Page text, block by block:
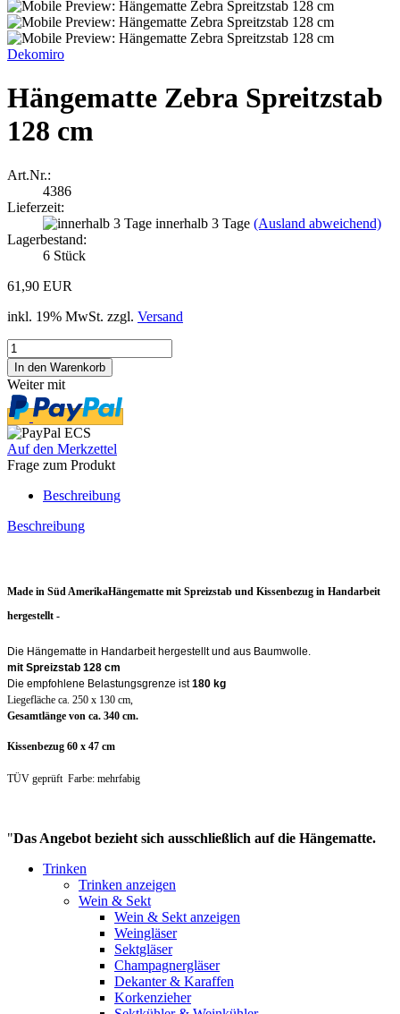
Dekomiro
Hängematte Zebra Spreitzstab
128 cm
Art.Nr.:
4386
Lieferzeit:
innerhalb 3 Tage (Ausland abweichend)
Lagerbestand:
6 Stück
61,90 EUR
inkl. 19% MwSt. zzgl. Versand
Weiter mit
Auf den Merkzettel
Frage zum Produkt
Beschreibung
Beschreibung
Made in Süd AmerikaHängematte mit Spreizstab und Kissenbezug in Handarbeit
hergestellt -
Die Hängematte in Handarbeit hergestellt und aus Baumwolle.
mit Spreizstab 128 cm
Die empfohlene Belastungsgrenze ist180 kg
Liegefläche ca . 250 x 130 cm
Gesamtlänge von ca. 340 cm.
Kissenbezug 60 x 47 cm
TÜV geprüft Farbe: mehrfabig
"Das Angebot bezieht sich ausschließlich auf die Hängematte.
Trinken
Trinken anzeigen
Wein & Sekt
Wein & Sekt anzeigen
Weingläser
Sektgläser
Champagnergläser
Dekanter & Karaffen
Korkenzieher